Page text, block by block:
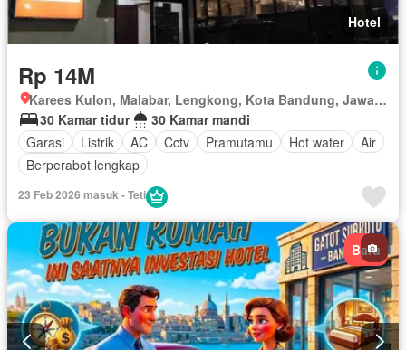
Hotel
Rp 14M
Karees Kulon, Malabar, Lengkong, Kota Bandung, Jawa Barat
30 Kamar tidur
30 Kamar mandi
Garasi
Listrik AC Cctv Pramutamu Hot water
Air
Berperabot lengkap
23 Feb 2026 masuk - Teti
Baru